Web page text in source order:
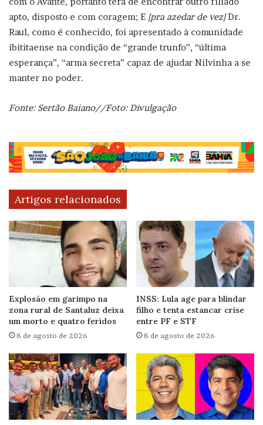
apto, disposto e com coragem; E [pra azedar de vez]Dr.
Raul, como é conhecido, foi apresentado à comunidade
ibititaense na condição de “grande trunfo”, “última
esperança”, “arma secreta” capaz de ajudar Nilvinha a se
manter no poder.
Fonte: Sertão Baiano//Foto: Divulgação
Artigos relacionados
Explosão em garimpo na
zona rural de Santaluz deixa
um morto e quatro feridos
8 de agosto de 2026
INSS: Lula age para blindar
filho e tenta estancar crise
entre PF e STF
8 de agosto de 2026